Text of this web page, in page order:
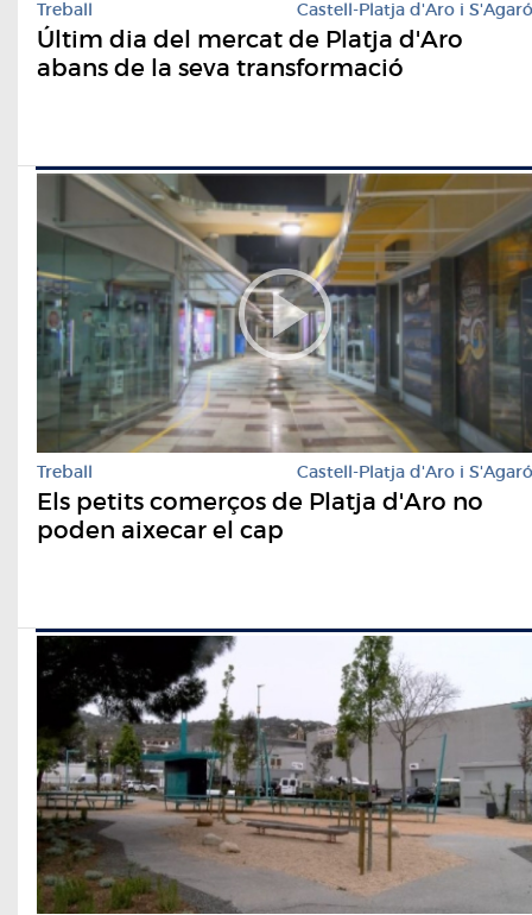
Treball Castell-Platja d'Aro i S'Agaró
Últim dia del mercat de Platja d'Aro
abans de la seva transformació
Treball Castell-Platja d'Aro i S'Agaró
Els petits comerços de Platja d'Aro no
poden aixecar el cap